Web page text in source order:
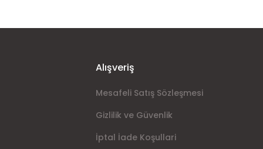
Alışveriş
Mesafeli Satış Sözleşmesi
Gizlilik ve Güvenlik
İptal İade Koşullari